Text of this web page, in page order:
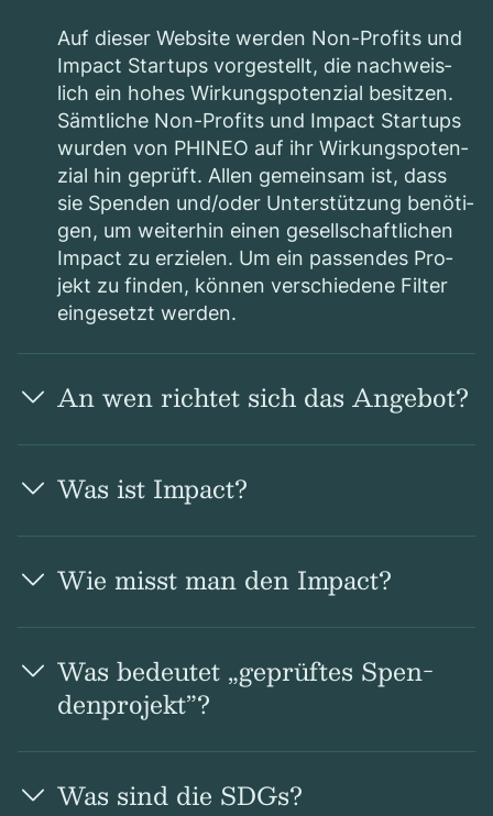
Auf die­ser Web­site wer­den Non-Pro­fits und
Impact Start­ups vor­ge­stellt, die nach­weis­
lich ein hohes Wir­kungs­po­ten­zial besit­zen.
Sämt­li­che Non-Pro­fits und Impact Start­ups
wur­den von PHINEO auf ihr Wir­kungs­po­ten­
zial hin geprüft. Allen gemein­sam ist, dass
sie Spen­den und/​oder Unter­stüt­zung benö­ti­
gen, um wei­ter­hin einen gesell­schaft­li­chen
Impact zu erzie­len. Um ein pas­sen­des Pro­
jekt zu fin­den, kön­nen ver­schie­dene Fil­ter
ein­ge­setzt wer­den.
An wen rich­tet sich das Ange­bot?
Was ist Impact?
Wie misst man den Impact?
Was bedeu­tet „geprüf­tes Spen­
den­pro­jekt”?
Was sind die SDGs?